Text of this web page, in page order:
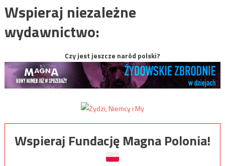
Wspieraj niezależne
wydawnictwo:
Czy jest jeszcze naród polski?
Wspieraj Fundację Magna Polonia!